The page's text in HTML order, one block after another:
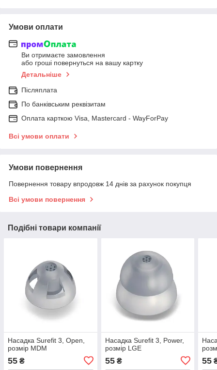
Умови оплати
Ви отримаєте замовлення
або гроші повернуться на вашу картку
Детальніше
Післяплата
По банківським реквізитам
Оплата карткою Visa, Mastercard - WayForPay
Всі умови оплати
Умови повернення
Повернення товару впродовж 14 днів за рахунок покупця
Всі умови повернення
Подібні товари компанії
Насадка Surefit 3, Open,
розмір MDM
55 ₴
Насадка Surefit 3, Power,
розмір LGE
55₴ 55